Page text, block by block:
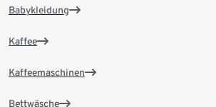
Babykleidung
Kaffee
Kaffeemaschinen
Bettwäsche